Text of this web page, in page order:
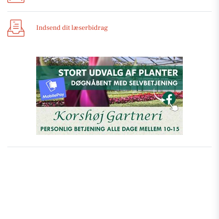
Indsend dit læserbidrag